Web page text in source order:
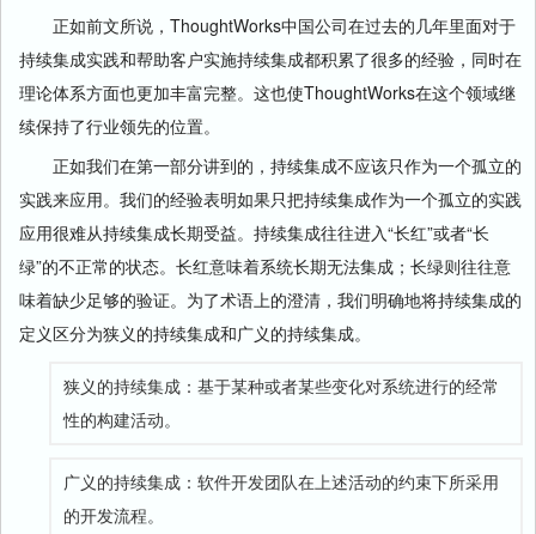
正如前文所说，ThoughtWorks中国公司在过去的几年里面对于
持续集成实践和帮助客户实施持续集成都积累了很多的经验，同时在
理论体系方面也更加丰富完整。这也使ThoughtWorks在这个领域继
续保持了行业领先的位置。
正如我们在第一部分讲到的，持续集成不应该只作为一个孤立的
实践来应用。我们的经验表明如果只把持续集成作为一个孤立的实践
应用很难从持续集成长期受益。持续集成往往进入“长红”或者“长
绿”的不正常的状态。长红意味着系统长期无法集成；长绿则往往意
味着缺少足够的验证。为了术语上的澄清，我们明确地将持续集成的
定义区分为狭义的持续集成和广义的持续集成。
狭义的持续集成：基于某种或者某些变化对系统进行的经常
性的构建活动。
广义的持续集成：软件开发团队在上述活动的约束下所采用
的开发流程。